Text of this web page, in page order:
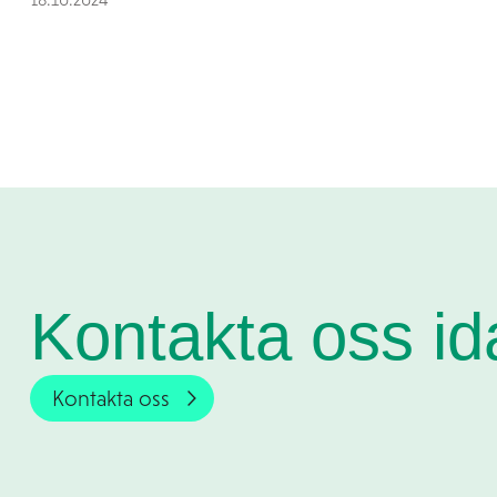
Kontakta oss
Kontakta oss